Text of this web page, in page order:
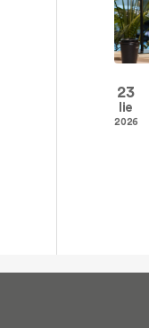
23
lie
2026